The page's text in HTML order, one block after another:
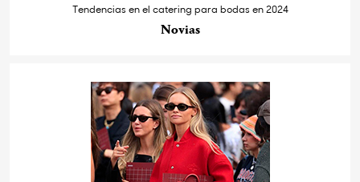
Tendencias en el catering para bodas en 2024
Novias